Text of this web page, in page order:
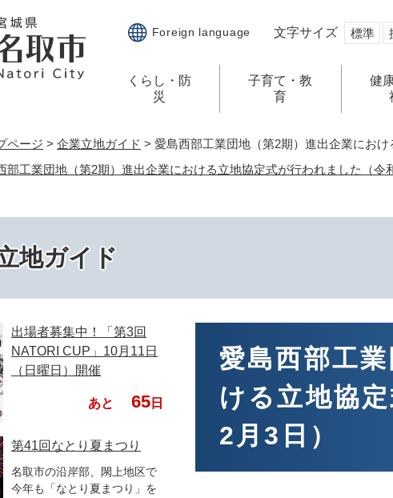
Foreign language 文字サイズ 標準
くらし・防
災
子育て・教
育
健
ページ > 企業立地ガイド > 愛島西部工業団地（第2期）進出企業にお
部工業団地（第2期）進出企業における立地協定式が行われました（令
地ガイド
愛島西部工
ける立地協
2月3日）
出場者募集中！「第3回
NATORI CUP」10月11日
（日曜日）開催
あと 65 日
第41回なとり夏まつり
名取市の沿岸部、閖上地区で
今年も「なとり夏まつり」を